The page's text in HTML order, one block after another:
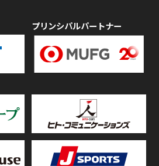
プリンシパルパートナー